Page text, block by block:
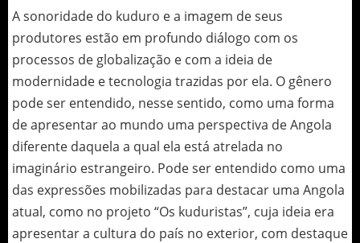
A sonoridade do kuduro e a imagem de seus
produtores estão em profundo diálogo com os
processos de globalização e com a ideia de
modernidade e tecnologia trazidas por ela. O gênero
pode ser entendido, nesse sentido, como uma forma
de apresentar ao mundo uma perspectiva de Angola
diferente daquela a qual ela está atrelada no
imaginário estrangeiro. Pode ser entendido como uma
das expressões mobilizadas para destacar uma Angola
atual, como no projeto “Os kuduristas”, cuja ideia era
apresentar a cultura do país no exterior, com destaque